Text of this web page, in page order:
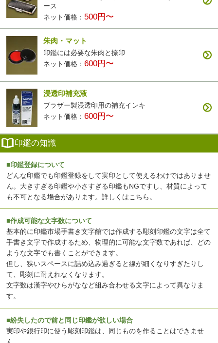
ース
ネット価格： 500円〜
朱肉・マット
印鑑には必要な朱肉と捺印
ネット価格：600円〜
浸透印補充液
ブラザー製浸透印用の補充インキ
ネット価格：600円〜
印鑑の知識
■印鑑登録について
どんな印鑑でも印鑑登録をして実印として使えるわけではありませ
ん。大きすぎる印鑑や小さすぎる印鑑もNGですし、材質によって
も不可となる場合があります。詳しくはこちら 。
■作成可能な文字数について
基本的に印鑑市場手書き文字館では作成する彫刻印鑑の文字は全て
手書き文字で作成するため、物理的に可能な文字数であれば、どの
ような文字でも書くことができます。
但し、狭いスペースに詰め込み過ぎると線が細くなりすぎたりし
て、彫刻に耐えれなくなります。
文字数は漢字やひらがななど組み合わせる文字によって異なりま
す。
■紛失したので前と同じ印鑑が欲しい場合
実印や銀行印に使う彫刻印鑑は、同じものを作ることはできませ